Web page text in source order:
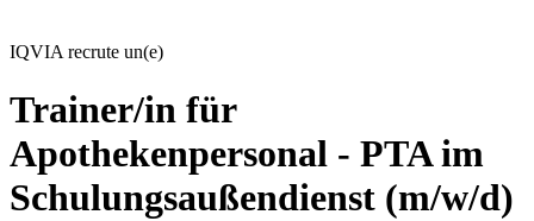
IQVIA recrute un(e)
Trainer/in für
Apothekenpersonal - PTA im
Schulungsaußendienst (m/w/d)